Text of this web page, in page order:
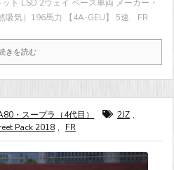
ト LSD 2ウェイ ベース車両 メーカー・
気） 196馬力 【4A-GEU】 5速 FR
きを読む
・スープラ（4代目） 2JZ ,
Pack 2018 , FR